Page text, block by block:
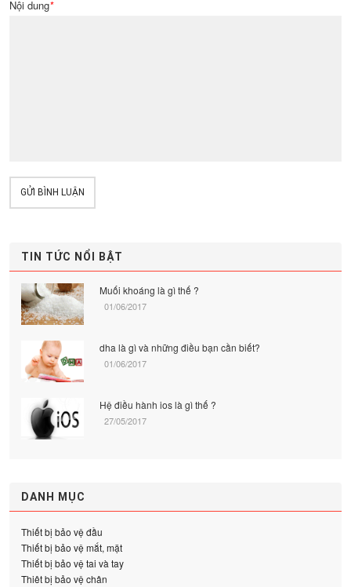
Nội dung*
GỬI BÌNH LUẬN
TIN TỨC NỔI BẬT
Muối khoáng là gì thế ?
01/06/2017
dha là gì và những điều bạn cần biết?
01/06/2017
Hệ điều hành ios là gì thế ?
27/05/2017
DANH MỤC
Thiết bị bảo vệ đầu
Thiết bị bảo vệ mắt, mặt
Thiết bị bảo vệ tai và tay
Thiêt bị bảo vệ chân